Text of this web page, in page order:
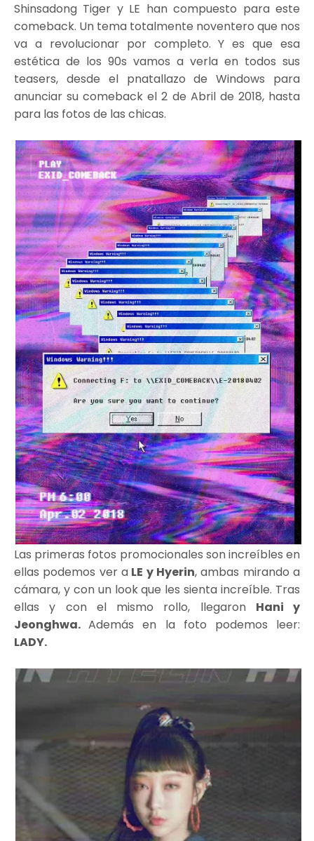
Shinsadong Tiger y LE han compuesto para este
comeback. Un tema totalmente noventero que nos
va a revolucionar por completo. Y es que esa
estética de los 90s vamos a verla en todos sus
teasers, desde el pnatallazo de Windows para
anunciar su comeback el 2 de Abril de 2018, hasta
para las fotos de las chicas.
Las primeras fotos promocionales son increíbles en
ellas podemos ver a LE y Hyerin, ambas mirando a
cámara, y con un look que les sienta increíble. Tras
ellas y con el mismo rollo, llegaron Hani y
Jeonghwa.Además en la foto podemos leer:
LADY.